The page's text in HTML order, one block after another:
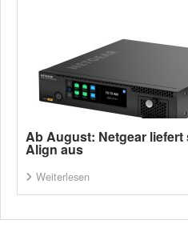
Ab August: Netgear liefert
Align aus
Weiterlesen